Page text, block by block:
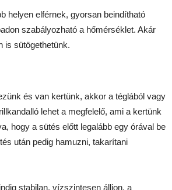
helyen elférnek, gyorsan beindítható
szabályozható a hőmérséklet. Akár
is sütögethetünk.
és van kertünk, akkor a téglából vagy
lehet a megfelelő, ami a kertünk
hogy a sütés előtt legalább egy órával be
után pedig hamuzni, takarítani
stabilan, vízszintesen álljon, a